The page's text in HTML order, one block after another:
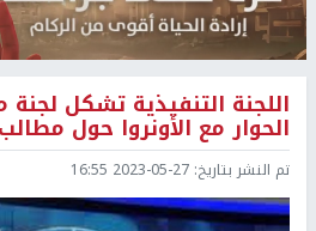
اللجنة التنفيذية تشكل
الحوار مع الأونروا حول
تم النشر بتاريخ: 2023-05-27 16:55